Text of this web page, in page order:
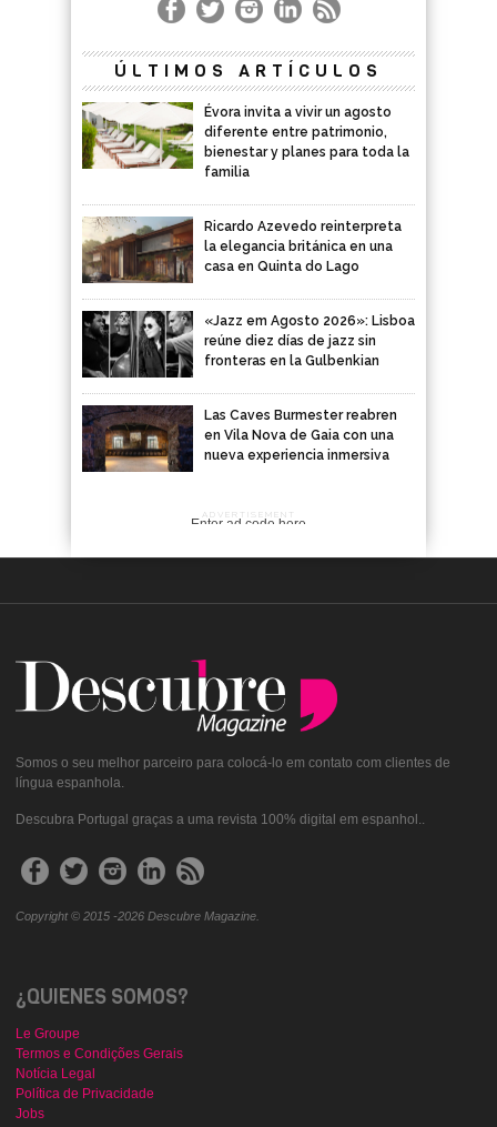
ÚLTIMOS ARTÍCULOS
Évora invita a vivir un agosto
diferente entre patrimonio,
bienestar y planes para toda la
familia
Ricardo Azevedo reinterpreta
la elegancia británica en una
casa en Quinta do Lago
«Jazz em Agosto 2026»: Lisboa
reúne diez días de jazz sin
fronteras en la Gulbenkian
Las Caves Burmester reabren
en Vila Nova de Gaia con una
nueva experiencia inmersiva
ADVERTISEMENT
Enter ad code here
Somos o seu melhor parceiro para colocá-lo em contato com clientes de
língua espanhola.
Descubra Portugal graças a uma revista 100% digital em espanhol..
Copyright © 2015 -2026 Descubre Magazine.
¿QUIENES SOMOS?
Le Groupe
Termos e Condições Gerais
Notícia Legal
Política de Privacidade
Jobs